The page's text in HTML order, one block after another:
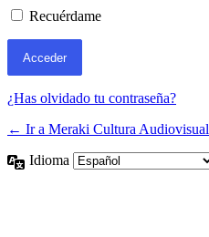
Recuérdame
¿Has olvidado tu contraseña?
← Ir a Meraki Cultura Audiovisual
Idioma